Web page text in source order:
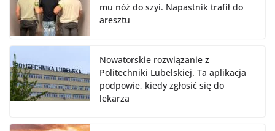
mu nóż do szyi. Napastnik trafił do
aresztu
Nowatorskie rozwiązanie z
Politechniki Lubelskiej. Ta aplikacja
podpowie, kiedy zgłosić się do
lekarza